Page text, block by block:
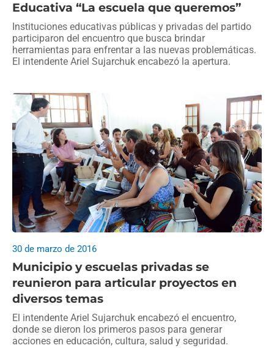
Educativa “La escuela que queremos”
Instituciones educativas públicas y privadas del partido
participaron del encuentro que busca brindar
herramientas para enfrentar a las nuevas problemáticas.
El intendente Ariel Sujarchuk encabezó la apertura.
Municipio y escuelas privadas se
reunieron para articular proyectos en
diversos temas
30 de marzo de 2016
El intendente Ariel Sujarchuk encabezó el encuentro,
donde se dieron los primeros pasos para generar
acciones en educación, cultura, salud y seguridad.